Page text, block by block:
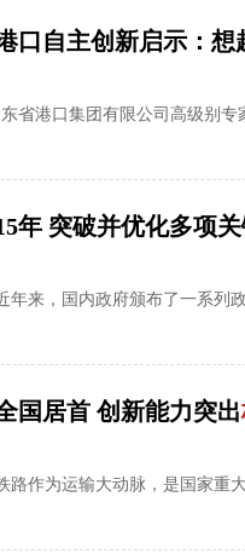
口自主创新启示：
省港口集团有限公司高级别专
年 突破并优化多项
年来，国内政府颁布了一系列
国居首 创新能力突出
路作为运输大动脉，是国家重